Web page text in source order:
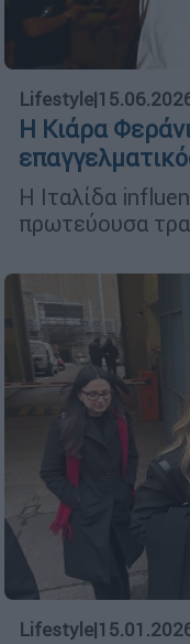
Lifestyle|
Η Κιάρα
Η Ιταλίδα
πρωτεύουσα
Lifestyle|